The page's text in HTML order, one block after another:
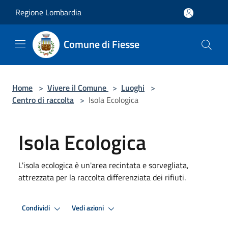
Regione Lombardia
Comune di Fiesse
Home > Vivere il Comune > Luoghi >
Centro di raccolta > Isola Ecologica
Isola Ecologica
L'isola ecologica è un'area recintata e sorvegliata,
attrezzata per la raccolta differenziata dei rifiuti.
Condividi Vedi azioni